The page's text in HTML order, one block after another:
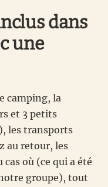
dans
une
camping, la
et 3 petits
les transports
au retour, les
où (ce qui a été
groupe), tout